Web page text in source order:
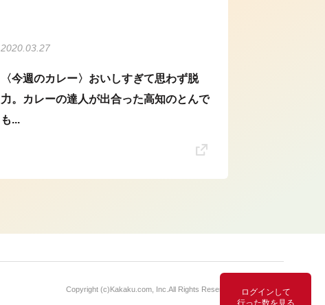
ログインして
行った数を見る
2020.03.27
〈今週のカレー〉おいしすぎて思わず脱
力。カレーの達人が出合った高知のとんで
も...
Copyright (c) Kakaku.com, Inc.All Rights Reserved. 無断転載禁止